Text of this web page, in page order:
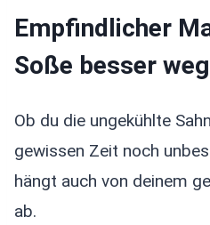
Empfindlicher
Soße besser
Ob du die ungekühlte
gewissen Zeit noch
hängt auch von deinem
ab.